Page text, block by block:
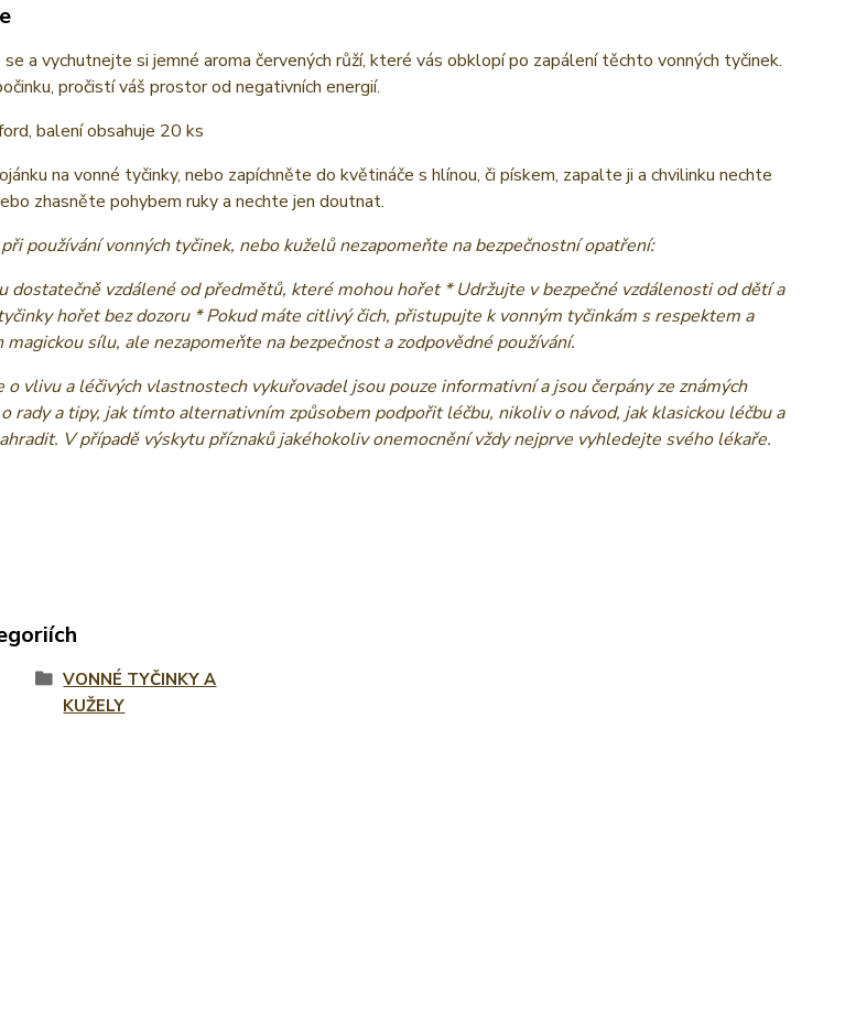
a vychutnejte si jemné aroma červených růží, které vás obklopí po zapálení těchto vonných tyčinek.
pročistí váš prostor od negativních energií.
balení obsahuje 20 ks
na vonné tyčinky, nebo zapíchněte do květináče s hlínou, či pískem, zapalte ji a chvilinku nechte
zhasněte pohybem ruky a nechte jen doutnat.
používání vonných tyčinek, nebo kuželů nezapomeňte na bezpečnostní opatření:
dostatečně vzdálené od předmětů, které mohou hořet * Udržujte v bezpečné vzdálenosti od dětí a
hořet bez dozoru * Pokud máte citlivý čich, přistupujte k vonným tyčinkám s respektem a
sílu, ale nezapomeňte na bezpečnost a zodpovědné používání.
vlivu a léčivých vlastnostech vykuřovadel jsou pouze informativní a jsou čerpány ze známých
rady a tipy, jak tímto alternativním způsobem podpořit léčbu, nikoliv o návod, jak klasickou léčbu a
V případě výskytu příznaků jakéhokoliv onemocnění vždy nejprve vyhledejte svého lékaře.
VONNÉ TYČINKY A
KUŽELY